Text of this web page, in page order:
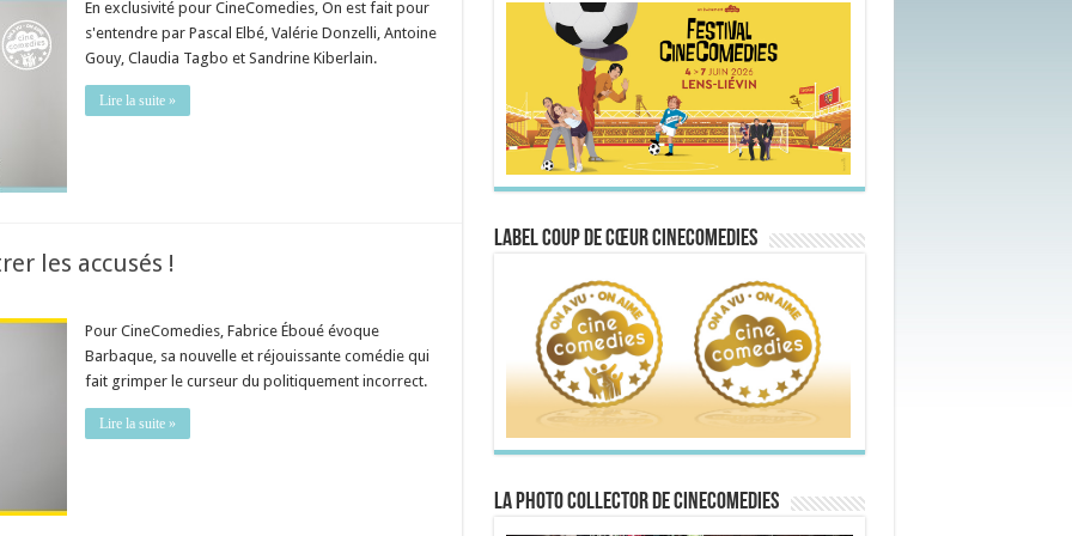
En exclusivité pour CineComedies, On est fait pour
s'entendre par Pascal Elbé, Valérie Donzelli, Antoine
Gouy, Claudia Tagbo et Sandrine Kiberlain.
Lire la suite »
les accusés !
Pour CineComedies, Fabrice Éboué évoque
Barbaque, sa nouvelle et réjouissante comédie qui
fait grimper le curseur du politiquement incorrect.
Lire la suite »
Label Coup de Cœur CineComedies
La Photo collector de CineComedies